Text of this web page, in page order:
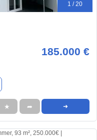
1 / 20
185.000 €
★ ➦ ➜